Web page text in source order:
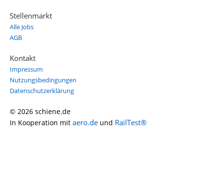
Stellenmarkt
Alle Jobs
AGB
Kontakt
Impressum
Nutzungsbedingungen
Datenschutzerklärung
© 2026 schiene.de
In Kooperation mit aero.de und RailTest®